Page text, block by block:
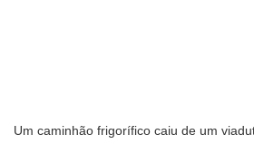
Um caminhão frigorífico caiu de um